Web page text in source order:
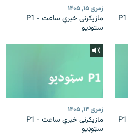
زمری ۱۵, ۱۴۰۵
مازیګرنی خبري ساعت - P1
سټوډیو
زمری ۱۴, ۱۴۰۵
مازیګرنی خبري ساعت - P1
سټوډیو